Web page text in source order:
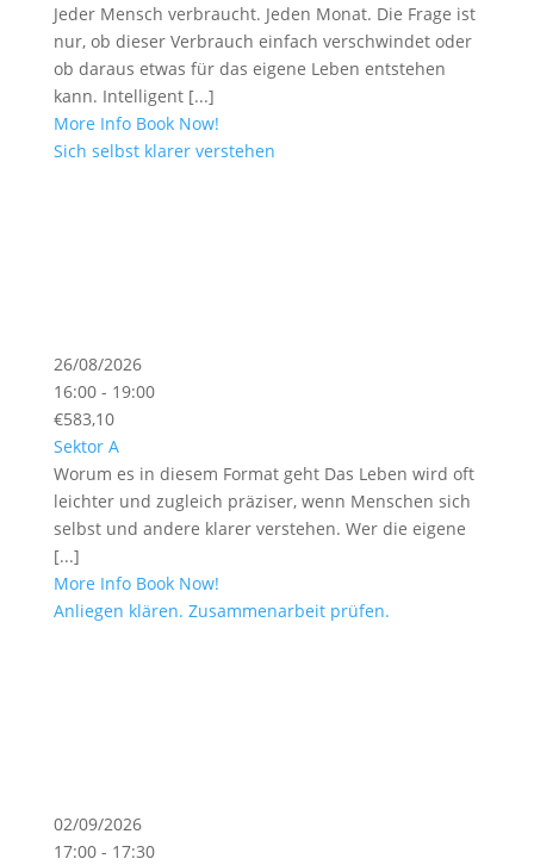
Jeder Mensch verbraucht. Jeden Monat. Die Frage ist
nur, ob dieser Verbrauch einfach verschwindet oder
ob daraus etwas für das eigene Leben entstehen
kann. Intelligent [...]
More Info Book Now!
Sich selbst klarer verstehen
26/08/2026
16:00 - 19:00
€583,10
Sektor A
Worum es in diesem Format geht Das Leben wird oft
leichter und zugleich präziser, wenn Menschen sich
selbst und andere klarer verstehen. Wer die eigene
[...]
More Info Book Now!
Anliegen klären. Zusammenarbeit prüfen.
02/09/2026
17:00 - 17:30